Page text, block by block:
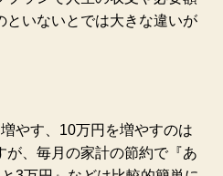
といないとでは大きな違いが
やす、10万円を増やすのは
が、毎月の家計の節約で『あ